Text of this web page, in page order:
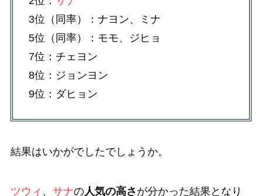
3位（同率）：ナヨン、ミナ
5位（同率）：モモ、ジヒョ
7位：チェヨン
8位：ジョンヨン
9位：ダヒョン
結果はいかがでしたでしょうか。
ツウィ 、 サナの人気の高さ が分かった結果となり